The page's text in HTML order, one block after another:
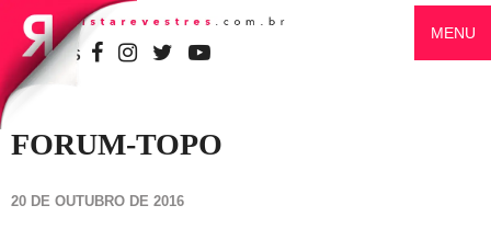
SIGA-NOS
MENU
FORUM-TOPO
20 DE OUTUBRO DE 2016